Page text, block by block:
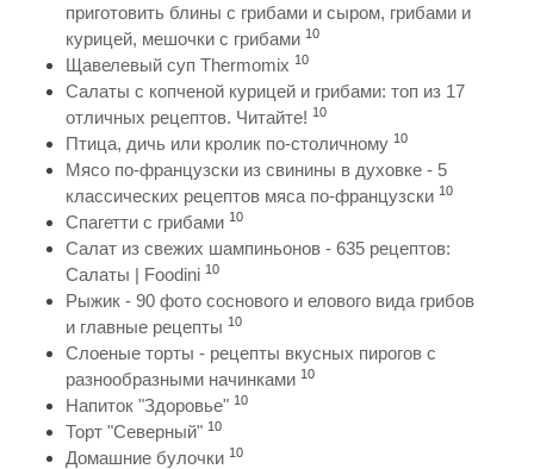
приготовить блины с грибами и сыром, грибами и
курицей, мешочки с грибами 10
Щавелевый суп Thermomix 10
Салаты с копченой курицей и грибами: топ из 17
отличных рецептов. Читайте! 10
Птица, дичь или кролик по-столичному 10
Мясо по-французски из свинины в духовке - 5
классических рецептов мяса по-французски 10
Спагетти с грибами 10
Салат из свежих шампиньонов - 635 рецептов:
Салаты | Foodini 10
Рыжик - 90 фото соснового и елового вида грибов
и главные рецепты 10
Слоеные торты - рецепты вкусных пирогов с
разнообразными начинками 10
Напиток "Здоровье" 10
Торт "Северный" 10
Домашние булочки 10